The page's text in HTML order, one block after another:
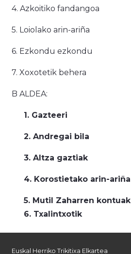
4. Azkoitiko fandangoa
5. Loiolako arin-ariña
6. Ezkondu ezkondu
7. Xoxotetik behera
B ALDEA:
1. Gazteeri
2. Andregai bila
3. Altza gaztiak
4. Korostietako arin-ariña
5. Mutil Zaharren kontuak
6. Txalintxotik
Euskal Herriko Trikitixa Elkartea